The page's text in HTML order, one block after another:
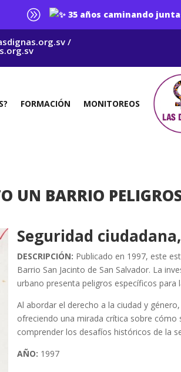
A 35 años caminando
/
FORMACIÓN MONITOREOS
UN BARRIO
Seguridad
DESCRIPCIÓN: Publicado en 1997, este
Barrio San Jacinto de San Salvador. La
urbano presenta peligros específicos
Al abordar el derecho a la ciudad y
ofreciendo una mirada crítica sobre cómo
comprender los desafíos históricos de la
AÑO: 1997